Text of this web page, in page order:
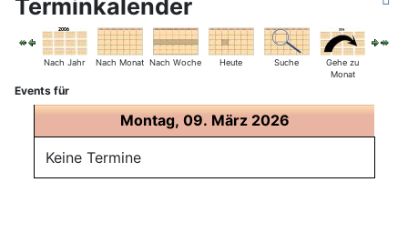
Terminkalender
Nach Jahr Nach Monat Nach Woche Heute Suche
Gehe zu
Monat
Events für
Montag, 09. März 2026
Keine Termine